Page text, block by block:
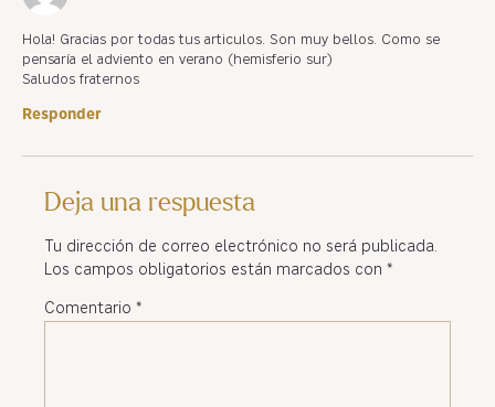
Hola! Gracias por todas tus articulos. Son muy bellos. Como se
pensaría el adviento en verano (hemisferio sur)
Saludos fraternos
Responder
Deja una respuesta
Tu dirección de correo electrónico no será publicada.
Los campos obligatorios están marcados con *
Comentario *